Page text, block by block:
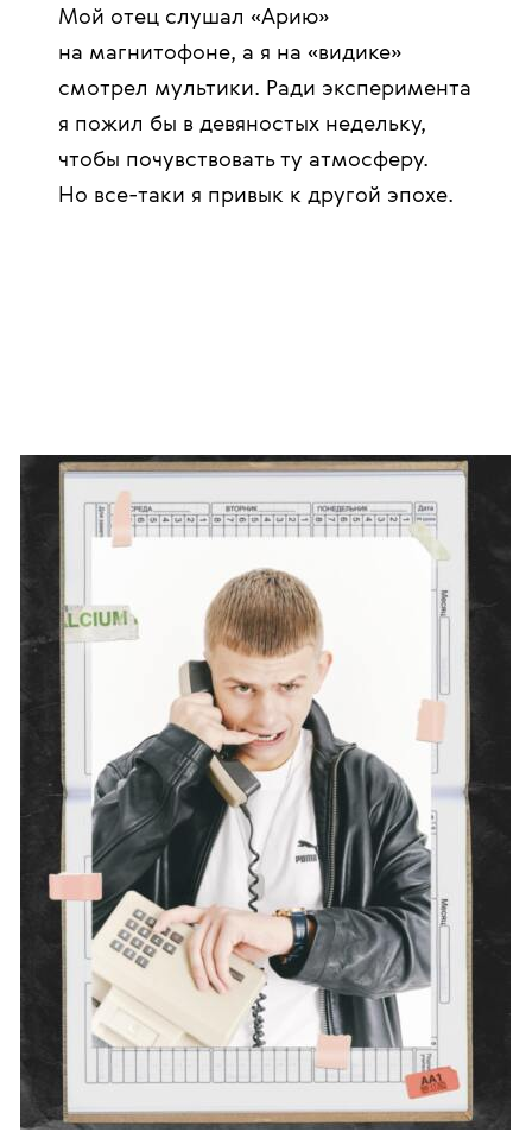
Мой отец слушал «Арию»
на магнитофоне, а я на «видике»
смотрел мультики. Ради эксперимента
я пожил бы в девяностых недельку,
чтобы почувствовать ту атмосферу.
Но все-таки я привык к другой эпохе.